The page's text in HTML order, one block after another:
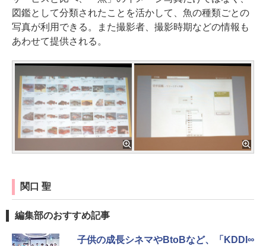
図鑑として分類されたことを活かして、魚の種類ごとの
写真が利用できる。また撮影者、撮影時期などの情報も
あわせて提供される。
関口 聖
編集部のおすすめ記事
子供の成長シネマやBtoBなど、「KDDI∞